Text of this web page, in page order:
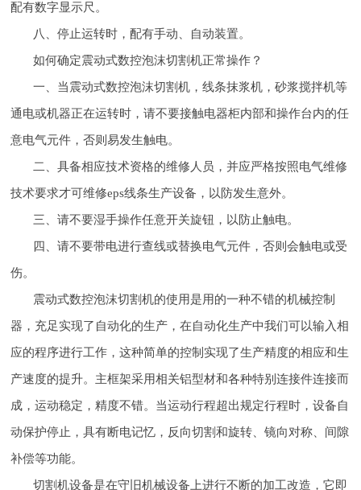
配有数字显示尺。
八、停止运转时，配有手动、自动装置。
如何确定震动式数控泡沫切割机正常操作？
一、当震动式数控泡沫切割机，线条抹浆机，砂浆搅拌机等
通电或机器正在运转时，请不要接触电器柜内部和操作台内的任
意电气元件，否则易发生触电。
二、具备相应技术资格的维修人员，并应严格按照电气维修
技术要求才可维修eps线条生产设备，以防发生意外。
三、请不要湿手操作任意开关旋钮，以防止触电。
四、请不要带电进行查线或替换电气元件，否则会触电或受
伤。
震动式数控泡沫切割机的使用是用的一种不错的机械控制
器，充足实现了自动化的生产，在自动化生产中我们可以输入相
应的程序进行工作，这种简单的控制实现了生产精度的相应和生
产速度的提升。主框架采用相关铝型材和各种特别连接件连接而
成，运动稳定，精度不错。当运动行程超出规定行程时，设备自
动保护停止，具有断电记忆，反向切割和旋转、镜向对称、间隙
补偿等功能。
切割机设备是在守旧机械设备上进行不断的加工改造，它即